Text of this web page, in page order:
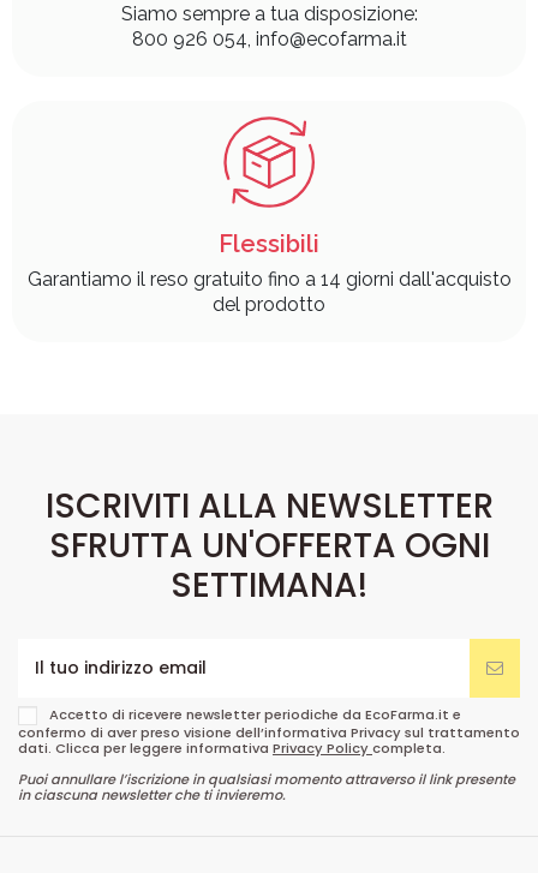
Siamo sempre a tua disposizione:
800 926 054, info@ecofarma.it
Flessibili
Garantiamo il reso gratuito fino a 14 giorni dall'acquisto
del prodotto
ISCRIVITI ALLA NEWSLETTER
SFRUTTA UN'OFFERTA OGNI
SETTIMANA!
Accetto di ricevere newsletter periodiche da EcoFarma.it e
confermo di aver preso visione dell’informativa Privacy sul trattamento
dati. Clicca per leggere informativa Privacy Policycompleta.
Puoi annullare l’iscrizione in qualsiasi momento attraverso il link presente
in ciascuna newsletter che ti invieremo.